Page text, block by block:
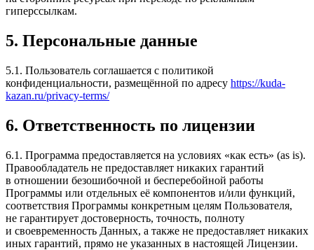
гиперссылкам.
5. Персональные данные
5.1. Пользователь соглашается с политикой
конфиденциальности, размещённой по адресу https://kuda-
kazan.ru/privacy-terms/
6. Ответственность по лицензии
6.1. Программа предоставляется на условиях «как есть» (as is).
Правообладатель не предоставляет никаких гарантий
в отношении безошибочной и бесперебойной работы
Программы или отдельных её компонентов и/или функций,
соответствия Программы конкретным целям Пользователя,
не гарантирует достоверность, точность, полноту
и своевременность Данных, а также не предоставляет никаких
иных гарантий, прямо не указанных в настоящей Лицензии.